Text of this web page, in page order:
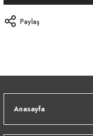
Paylaş
Anasayfa